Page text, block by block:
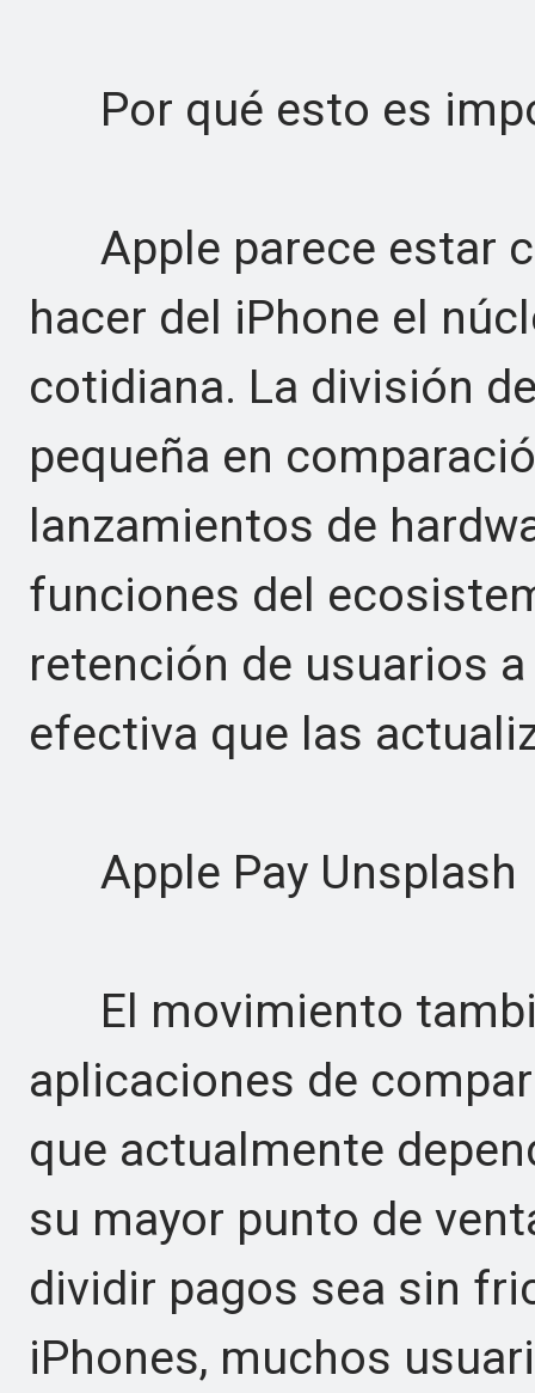
Por qué esto es
Apple parece estar
hacer del iPhone el
cotidiana. La división
pequeña en
lanzamientos de
funciones del
retención de usuarios
efectiva que las
Apple Pay Unsplash
El movimiento
aplicaciones de
que actualmente
su mayor punto de
dividir pagos sea sin
iPhones, muchos